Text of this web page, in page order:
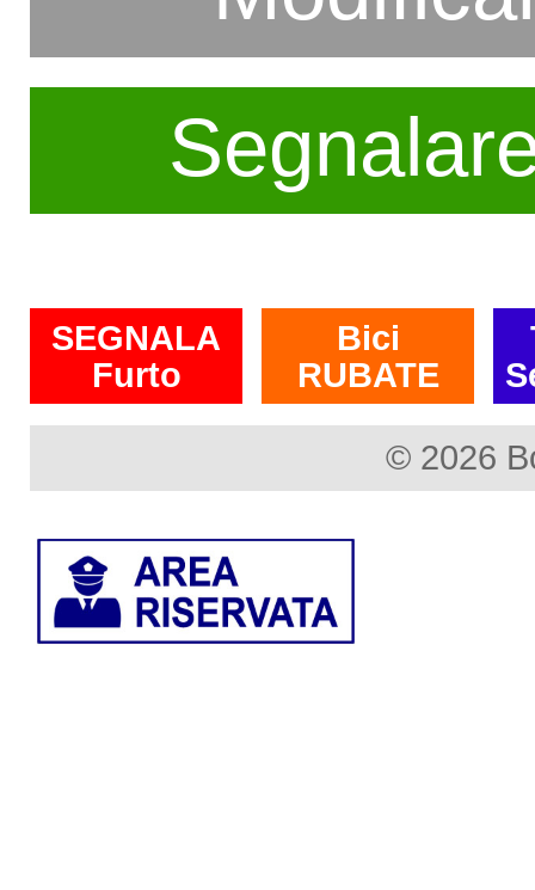
SEGNALA
Furto
Bici
RUBATE
© 2026